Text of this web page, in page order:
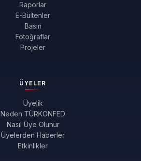
Raporlar
E-Bültenler
Basın
Fotoğraflar
Projeler
ÜYELER
Üyelik
Neden TÜRKONFED
Nasıl Üye Olunur
Üyelerden Haberler
Etkinlikler